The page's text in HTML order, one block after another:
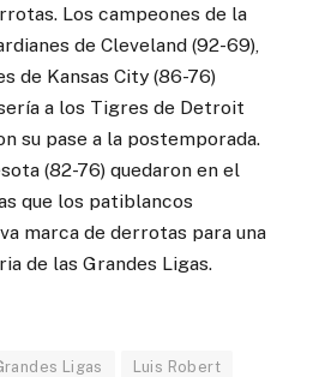
Los campeones de la
de Cleveland (92-69),
de Kansas City (86-76)
a los Tigres de Detroit
su pase a la postemporada.
(82-76) quedaron en el
que los patiblancos
marca de derrotas para una
de las Grandes Ligas.
Ligas Luis Robert